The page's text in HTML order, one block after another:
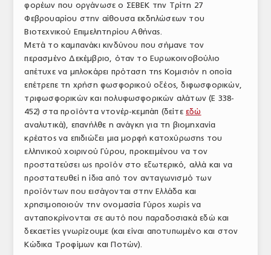
ΥΠΗΡΕΣΙΕΣ
ΕΜΠΟΡΙΚΟΙ ΑΝΤΙΠΡΟΣΩΠΟΙ
ΝΟΜΟΘΕΣΙΑ
ΕΛΛΗΝΙΚΗ ΝΟΜΟΘΕΣΙΑ
ΕΥΡΩΠΑΪΚΗ ΝΟΜΟΘΕΣΙΑ
ΤΟ ΠΕΡΙΟΔΙΚΟ
Profile
ΑΡΧΕΙΟ ΤΕΥΧΩΝ
ΣΥΝΕΔΡΙΟ ΚΡΕΑΤΟΣ
φορέων που οργάνωσε ο ΣΕΒΕΚ την Τρίτη 27
Φεβρουαρίου στην αίθουσα εκδηλώσεων του
Βιοτεχνικού Επιμελητηρίου Αθήνας.
Μετά το καμπανάκι κινδύνου που σήμανε τον
περασμένο Δεκέμβριο, όταν το Ευρωκοινοβούλιο
απέτυχε να μπλοκάρει πρόταση της Κομισιόν η οποία
επέτρεπε τη χρήση φωσφορικού οξέος, διφωσφορικών,
τριφωσφορικών και πολυφωσφορικών αλάτων (Ε 338-
452) στα προϊόντα ντονέρ-κεμπάπ (δείτεεδώ
αναλυτικά), επανήλθε η ανάγκη για τη βιομηχανία
κρέατος να επιδιώξει μια μορφή κατοχύρωσης του
ελληνικού χοιρινού Γύρου, προκειμένου να τον
προστατεύσει ως προϊόν στο εξωτερικό, αλλά και να
προστατευθεί η ίδια από τον ανταγωνισμό των
προϊόντων που εισάγονται στην Ελλάδα και
χρησιμοποιούν την ονομασία Γύρος χωρίς να
ανταποκρίνονται σε αυτό που παραδοσιακά εδώ και
δεκαετίες γνωρίζουμε (και είναι αποτυπωμένο και στον
Κώδικα Τροφίμων και Ποτών).